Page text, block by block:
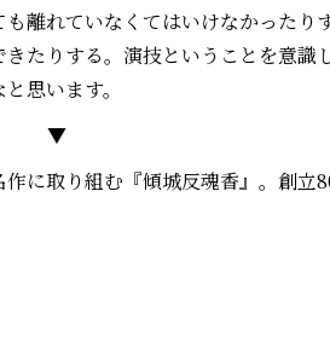
離れていなくてはいけなかったり
たりする。演技ということを意識
思います。
▼
に取り組む『傾城反魂香』。創立